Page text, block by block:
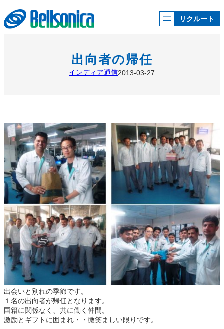
容
を
ス
リクルート
出向者の帰任
インディア通信2013-03-27
出会いと別れの季節です。
１名の出向者が帰任となります。
国籍に関係なく、共に働く仲間。
激励とギフトに囲まれ・・微笑ましい限りです。